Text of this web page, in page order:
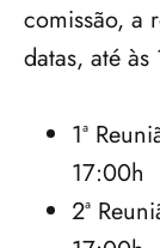
comissão, a
datas, até
1ª
17:00h
2ª